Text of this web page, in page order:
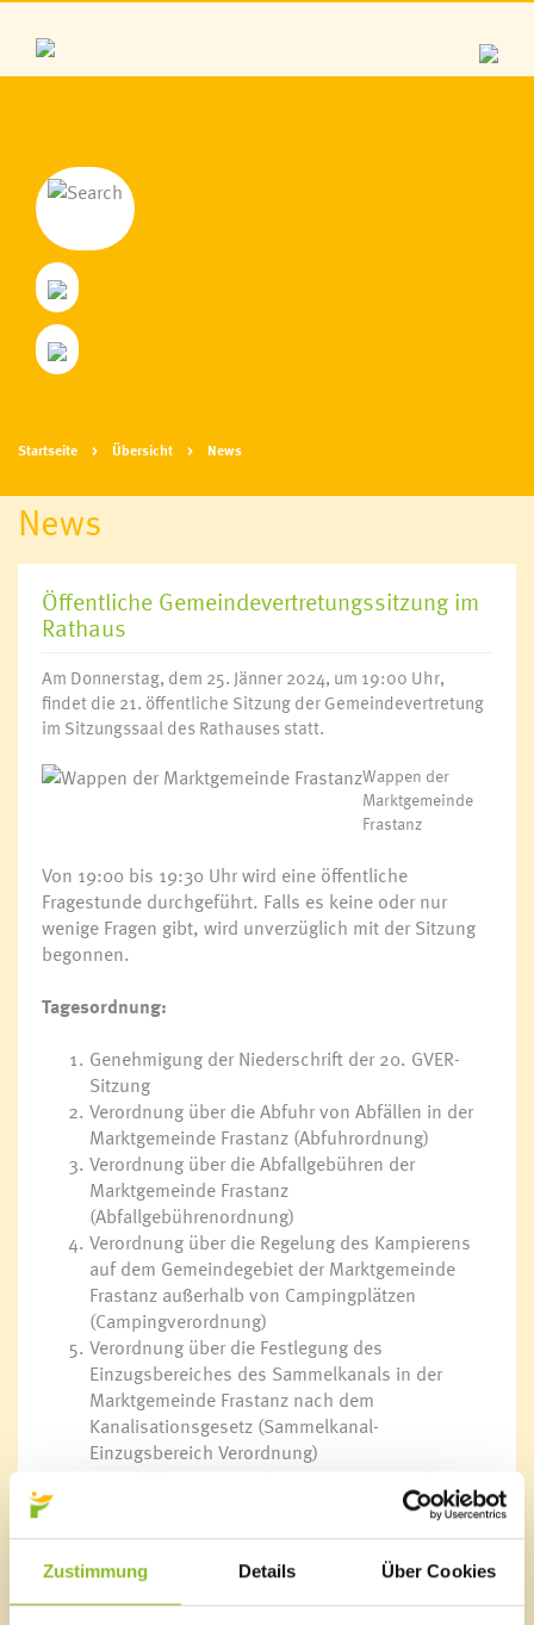
Zustimmung Details Über Cookies
Startseite Übersicht News
News
Öffentliche Gemeindevertretungssitzung im
Rathaus
Am Donnerstag, dem 25. Jänner 2024, um 19:00 Uhr,
findet die 21. öffentliche Sitzung der Gemeindevertretung
im Sitzungssaal des Rathauses statt.
Wappen der
Marktgemeinde
Frastanz
Von 19:00 bis 19:30 Uhr wird eine öffentliche
Fragestunde durchgeführt. Falls es keine oder nur
wenige Fragen gibt, wird unverzüglich mit der Sitzung
begonnen.
Tagesordnung:
Genehmigung der Niederschrift der 20. GVER-
Sitzung
Verordnung über die Abfuhr von Abfällen in der
Marktgemeinde Frastanz (Abfuhrordnung)
Verordnung über die Abfallgebühren der
Marktgemeinde Frastanz
(Abfallgebührenordnung)
Verordnung über die Regelung des Kampierens
auf dem Gemeindegebiet der Marktgemeinde
Frastanz außerhalb von Campingplätzen
(Campingverordnung)
Verordnung über die Festlegung des
Einzugsbereiches des Sammelkanals in der
Marktgemeinde Frastanz nach dem
Kanalisationsgesetz (Sammelkanal-
Einzugsbereich Verordnung)
Entschädigungsverordnung Vize-Bgm und
Entschädigungsverordnung Gemeindeorgane
Friedhofsordnung der Marktgemeinde Frastanz
für den Friedhof Frastanz (Friedhofsordnung)